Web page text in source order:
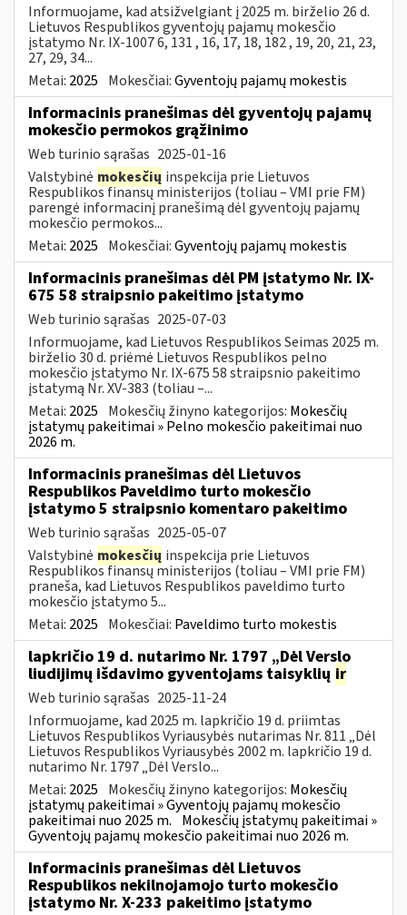
Informuojame, kad atsižvelgiant į 2025 m. birželio 26 d.
Lietuvos Respublikos gyventojų pajamų mokesčio
įstatymo Nr. IX-1007 6, 131 , 16, 17, 18, 182 , 19, 20, 21, 23,
27, 29, 34...
Metai: 2025 Mokesčiai:Gyventojų pajamų mokestis
Informacinis pranešimas dėl gyventojų pajamų
mokesčio permokos grąžinimo
Web turinio sąrašas 2025-01-16
Valstybinė mokesčių inspekcija prie Lietuvos
Respublikos finansų ministerijos (toliau – VMI prie FM)
parengė informacinį pranešimą dėl gyventojų pajamų
mokesčio permokos...
Metai: 2025 Mokesčiai:Gyventojų pajamų mokestis
Informacinis pranešimas dėl PM įstatymo Nr. IX-
675 58 straipsnio pakeitimo įstatymo
Web turinio sąrašas 2025-07-03
Informuojame, kad Lietuvos Respublikos Seimas 2025 m.
birželio 30 d. priėmė Lietuvos Respublikos pelno
mokesčio įstatymo Nr. IX-675 58 straipsnio pakeitimo
įstatymą Nr. XV-383 (toliau –...
Metai: 2025 Mokesčių žinyno kategorijos: Mokesčių
įstatymų pakeitimai » Pelno mokesčio pakeitimai nuo
2026 m.
Informacinis pranešimas dėl Lietuvos
Respublikos Paveldimo turto mokesčio
įstatymo 5 straipsnio komentaro pakeitimo
Web turinio sąrašas 2025-05-07
Valstybinė mokesčių inspekcija prie Lietuvos
Respublikos finansų ministerijos (toliau – VMI prie FM)
praneša, kad Lietuvos Respublikos paveldimo turto
mokesčio įstatymo 5...
Metai: 2025 Mokesčiai: Paveldimo turto mokestis
lapkričio 19 d. nutarimo Nr. 1797 „Dėl Verslo
liudijimų išdavimo gyventojams taisyklių ir
Web turinio sąrašas 2025-11-24
Informuojame, kad 2025 m. lapkričio 19 d. priimtas
Lietuvos Respublikos Vyriausybės nutarimas Nr. 811 „Dėl
Lietuvos Respublikos Vyriausybės 2002 m. lapkričio 19 d.
nutarimo Nr. 1797 „Dėl Verslo...
Metai: 2025 Mokesčių žinyno kategorijos: Mokesčių
įstatymų pakeitimai » Gyventojų pajamų mokesčio
pakeitimai nuo 2025 m. Mokesčių įstatymų pakeitimai »
Gyventojų pajamų mokesčio pakeitimai nuo 2026 m.
Informacinis pranešimas dėl Lietuvos
Respublikos nekilnojamojo turto mokesčio
įstatymo Nr. X-233 pakeitimo įstatymo